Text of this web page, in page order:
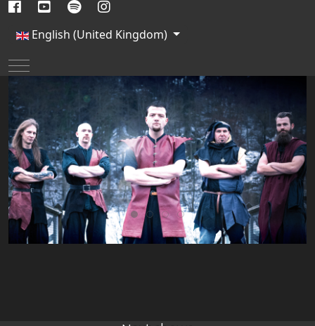
Select your language
English (United Kingdom)
Mobile Menu Toggle